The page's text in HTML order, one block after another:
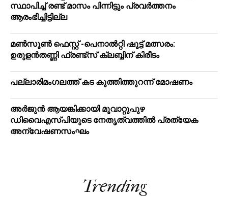
സ്ഥാപിച്ച് രണ്ട് മാസം പിന്നിട്ടും പ്രവർത്തനം
ആരംഭിച്ചിട്ടില്ല
മൺസൂൺ ഫെസ്റ്റ് -പെനാൽറ്റി ഷൂട്ട് മത്സരം:
ഉരുളൻതണ്ണി ഫ്രണ്ട്സ് ക്ലബ്ബിന് കിരീടം
പ​ല്ലാ​രി​മം​ഗ​ല​ത്ത് ക​ട കു​ത്തി​ത്തുറ​ന്ന് മോ​ഷ​ണം
അര്‍ജുന്‍ ആയങ്കിക്കായി മൂവാറ്റുപുഴ
ഡിവൈഎസ്പിയുടെ നേതൃത്വത്തില്‍ പ്രത്യേക
അന്വേഷണസംഘം
Trending